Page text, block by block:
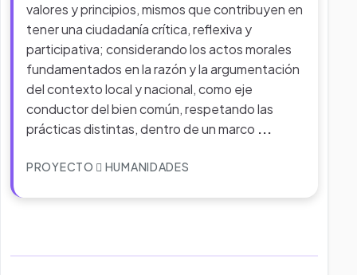
valores y principios, mismos que contribuyen en
tener una ciudadanía crítica, reflexiva y
participativa; considerando los actos morales
fundamentados en la razón y la argumentación
del contexto local y nacional, como eje
conductor del bien común, respetando las
prácticas distintas, dentro de un marco ...
PROYECTO HUMANIDADES